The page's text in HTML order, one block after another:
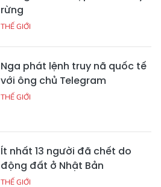
rừng
THẾ GIỚI
Nga phát lệnh truy nã quốc tế
với ông chủ Telegram
THẾ GIỚI
Ít nhất 13 người đã chết do
động đất ở Nhật Bản
THẾ GIỚI